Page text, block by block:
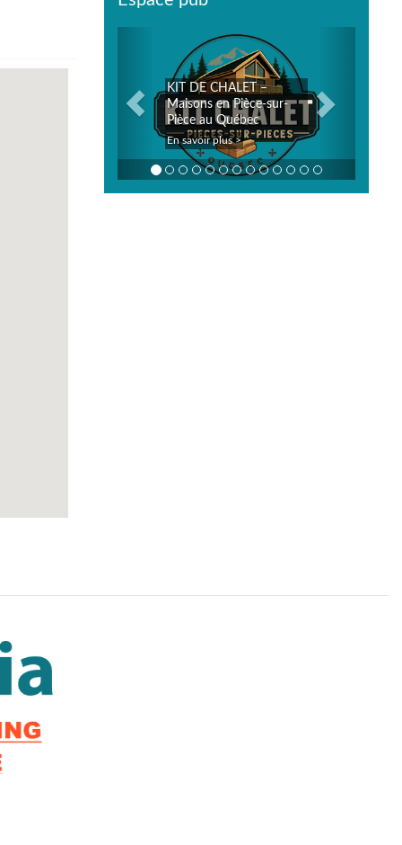
KIT DE CHALET –
Maisons en Pièce-sur-
Pièce au Québec
En savoir plus >